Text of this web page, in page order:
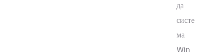
да
систе
ма
Win